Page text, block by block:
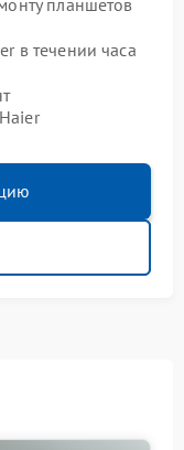
планшетов
в течении часа